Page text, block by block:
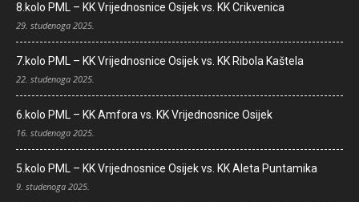
8.kolo PML – KK Vrijednosnice Osijek vs. KK Crikvenica
29. studenoga 2025.
7.kolo PML – KK Vrijednosnice Osijek vs. KK Ribola Kaštela
22. studenoga 2025.
6.kolo PML – KK Amfora vs. KK Vrijednosnice Osijek
16. studenoga 2025.
5.kolo PML – KK Vrijednosnice Osijek vs. KK Aleta Puntamika
9. studenoga 2025.